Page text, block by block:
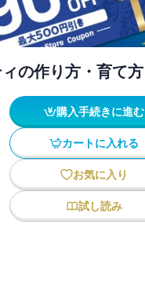
の作り方・育て方
購入手続きに進む
カートに入れる
お気に入り
試し読み